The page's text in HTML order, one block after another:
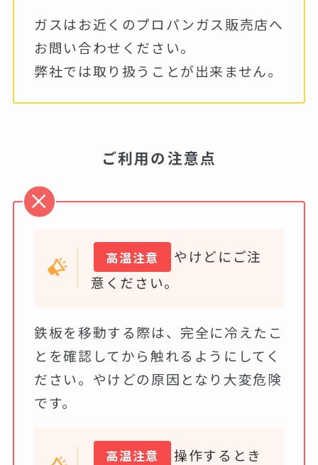
ガスはお近くのプロパンガス販売店へ
お問い合わせください。
弊社では取り扱うことが出来ません。
ご利用の注意点
高温注意
やけどにご注
意ください。
鉄板を移動する際は、完全に冷えたこ
とを確認してから触れるようにしてく
ださい。やけどの原因となり大変危険
です。
高温注意
操作するとき